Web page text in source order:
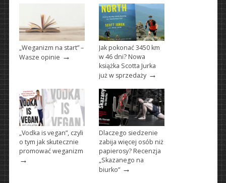
„Weganizm na start” –
Wasze opinie →
Jak pokonać 3450 km
w 46 dni? Nowa
książka Scotta Jurka
już w sprzedaży→
„Vodka is vegan”, czyli
o tym jak skutecznie
promować weganizm
→
Dlaczego siedzenie
zabija więcej osób niż
papierosy? Recenzja
„Skazanego na
biurko”→